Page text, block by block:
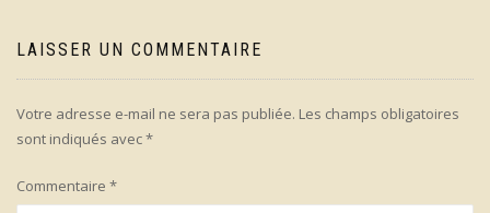
LAISSER UN COMMENTAIRE
Votre adresse e-mail ne sera pas publiée. Les champs obligatoires
sont indiqués avec*
Commentaire *